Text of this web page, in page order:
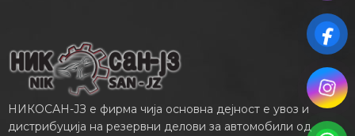
НИКОСАН-ЈЗ е фирма чија основна дејност е увоз и
дистрибуција на резервни делови за автомобили од